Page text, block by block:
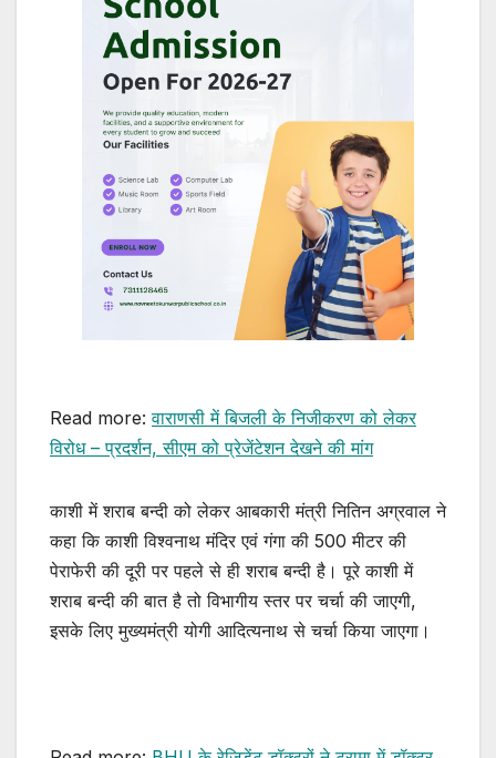
Read more:वाराणसी में बिजली के निजीकरण को लेकर
विरोध – प्रदर्शन, सीएम को प्रेजेंटेशन देखने की मांग
काशी में शराब बन्दी को लेकर आबकारी मंत्री नितिन अग्रवाल ने
कहा कि काशी विश्वनाथ मंदिर एवं गंगा की 500 मीटर की
पेराफेरी की दूरी पर पहले से ही शराब बन्दी है। पूरे काशी में
शराब बन्दी की बात है तो विभागीय स्तर पर चर्चा की जाएगी,
इसके लिए मुख्यमंत्री योगी आदित्यनाथ से चर्चा किया जाएगा।